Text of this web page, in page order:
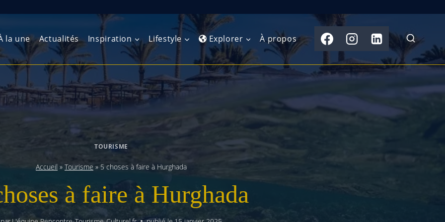
la une Actualités Inspiration Lifestyle Explorer
Europe de l’Ouest
Europe de l’Est
Amérique du Nord
Amérique du Sud
Moyen-Orient
Îles du Pacifique
À propos
TOURISME
Accueil » Tourisme » 5 choses à faire à Hurghada
à faire à Hurghada